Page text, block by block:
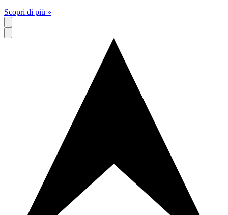
Scopri di più »